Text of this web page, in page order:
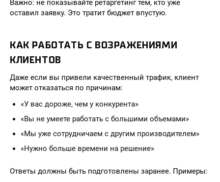
Важно: не показывайте ретаргетинг тем, кто уже
оставил заявку. Это тратит бюджет впустую.
КАК РАБОТАТЬ С ВОЗРАЖЕНИЯМИ
КЛИЕНТОВ
Даже если вы привели качественный трафик, клиент
может отказаться по причинам:
«У вас дороже, чем у конкурента»
«Вы не умеете работать с большими объемами»
«Мы уже сотрудничаем с другим производителем»
«Нужно больше времени на решение»
Ответы должны быть подготовлены заранее. Примеры: